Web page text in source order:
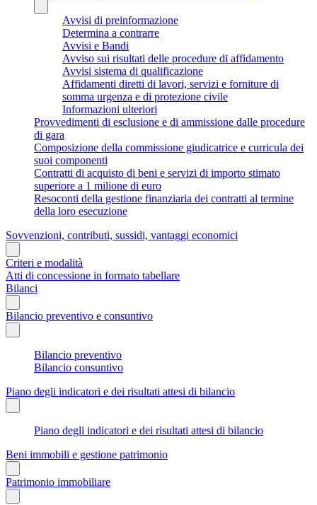
Avvisi di preinformazione
Determina a contrarre
Avvisi e Bandi
Avviso sui risultati delle procedure di affidamento
Avvisi sistema di qualificazione
Affidamenti diretti di lavori, servizi e forniture di
somma urgenza e di protezione civile
Informazioni ulteriori
Provvedimenti di esclusione e di ammissione dalle procedure
di gara
Composizione della commissione giudicatrice e curricula dei
suoi componenti
Contratti di acquisto di beni e servizi di importo stimato
superiore a 1 milione di euro
Resoconti della gestione finanziaria dei contratti al termine
della loro esecuzione
Sovvenzioni, contributi, sussidi, vantaggi economici
Criteri e modalità
Atti di concessione in formato tabellare
Bilanci
Bilancio preventivo e consuntivo
Bilancio preventivo
Bilancio consuntivo
Piano degli indicatori e dei risultati attesi di bilancio
Piano degli indicatori e dei risultati attesi di bilancio
Beni immobili e gestione patrimonio
Patrimonio immobiliare